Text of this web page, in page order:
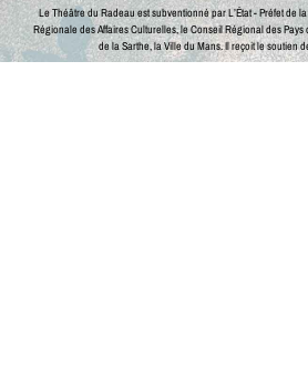
Le Théâtre du Radeau est subventionné par L’État - Préfet de
Régionale des Affaires Culturelles, le Conseil Régional des
de la Sarthe, la Ville du Mans.Il reçoit le soutien